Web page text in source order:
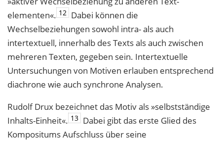
elementen«. 12 Dabei können die
Wechselbeziehungen sowohl intra- als auch
intertextuell, innerhalb des Texts als auch zwischen
mehreren Texten, gegeben sein. Intertextuelle
Untersuchungen von Motiven erlauben entsprechend
diachrone wie auch synchrone Analysen.
Rudolf Drux bezeichnet das Motiv als »selbstständige
Inhalts-Einheit«. 13 Dabei gibt das erste Glied des
Kompositums Aufschluss über seine